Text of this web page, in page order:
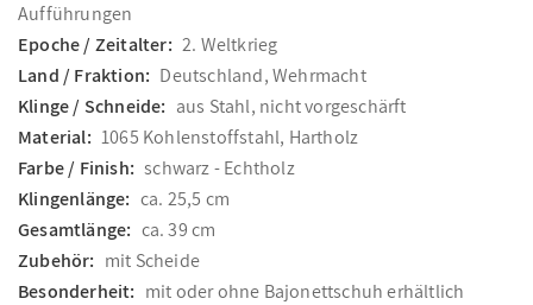
Aufführungen
Epoche / Zeitalter: 2. Weltkrieg
Land / Fraktion: Deutschland, Wehrmacht
Klinge / Schneide: aus Stahl, nicht vorgeschärft
Material: 1065 Kohlenstoffstahl, Hartholz
Farbe / Finish: schwarz - Echtholz
Klingenlänge: ca. 25,5 cm
Gesamtlänge: ca. 39 cm
Zubehör: mit Scheide
Besonderheit: mit oder ohne Bajonettschuh erhältlich